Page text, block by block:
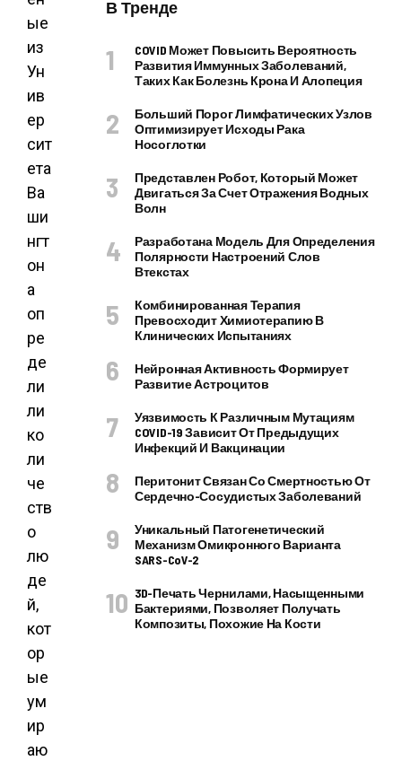
ые
из
Ун
ив
ер
сит
ета
Ва
ши
нгт
он
а
оп
ре
де
ли
ли
ко
ли
че
ств
о
лю
де
й,
кот
ор
ые
ум
ир
аю
В Тренде
COVID Может Повысить Вероятность
Развития Иммунных Заболеваний,
Таких Как Болезнь Крона И Алопеция
Больший Порог Лимфатических Узлов
Оптимизирует Исходы Рака
Носоглотки
Представлен Робот, Который Может
Двигаться За Счет Отражения Водных
Волн
Разработана Модель Для Определения
Полярности Настроений Слов
Втекстах
Комбинированная Терапия
Превосходит Химиотерапию В
Клинических Испытаниях
Нейронная Активность Формирует
Развитие Астроцитов
Уязвимость К Различным Мутациям
COVID-19 Зависит От Предыдущих
Инфекций И Вакцинации
Перитонит Связан Со Смертностью От
Сердечно-Сосудистых Заболеваний
Уникальный Патогенетический
Механизм Омикронного Варианта
SARS-CoV-2
3D-Печать Чернилами, Насыщенными
Бактериями, Позволяет Получать
Композиты, Похожие На Кости